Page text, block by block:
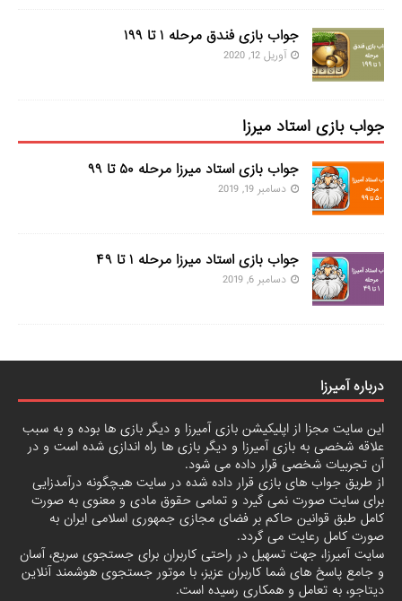
جواب بازی فندق مرحله ۱ تا ۱۹۹
آوریل 12, 2020
جواب بازی استاد میرزا
جواب بازی استاد میرزا مرحله ۵۰ تا ۹۹
دسامبر 19, 2019
جواب بازی استاد میرزا مرحله ۱ تا ۴۹
دسامبر 6, 2019
درباره آمیرزا
این سایت مجزا از اپلیکیشن بازی آمیرزا و دیگر بازی ها بوده و به سبب
علاقه شخصی به بازی آمیرزا و دیگر بازی ها راه اندازی شده است و در
آن تجربیات شخصی قرار داده می شود.
از طریق جواب های بازی قرار داده شده در سایت هیچگونه درآمدزایی
برای سایت صورت نمی گیرد و تمامی حقوق مادی و معنوی به صورت
کامل طبق قوانین حاکم بر فضای مجازی جمهوری اسلامی ایران به
صورت کامل رعایت می گردد.
سایت آمیرزا، جهت تسهیل در راحتی کاربران برای جستجوی سریع، آسان
و جامع پاسخ های شما کاربران عزیز، با موتور جستجوی هوشمند آنلاین
دیتاجو، به تعامل و همکاری رسیده است.